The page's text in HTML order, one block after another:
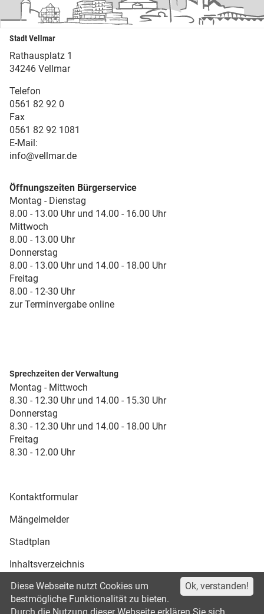
Stadt Vellmar
Rathausplatz 1
34246 Vellmar
Telefon
0561 82 92 0
Fax
0561 82 92 1081
E-Mail:
info@vellmar.de
Öffnungszeiten Bürgerservice
Montag - Dienstag
8.00 - 13.00 Uhr und 14.00 - 16.00 Uhr
Mittwoch
8.00 - 13.00 Uhr
Donnerstag
8.00 - 13.00 Uhr und 14.00 - 18.00 Uhr
Freitag
8.00 - 12-30 Uhr
zur Terminvergabe online
Sprechzeiten der Verwaltung
Montag - Mittwoch
8.30 - 12.30 Uhr und 14.00 - 15.30 Uhr
Donnerstag
8.30 - 12.30 Uhr und 14.00 - 18.00 Uhr
Freitag
8.30 - 12.00 Uhr
Kontaktformular
Mängelmelder
Stadtplan
Inhaltsverzeichnis
Druckansicht
Ok, verstanden!
Diese Webseite nutzt Cookies um
bestmögliche Funktionalität zu bieten.